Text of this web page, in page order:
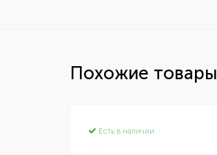
Похожие товары
Есть в наличии